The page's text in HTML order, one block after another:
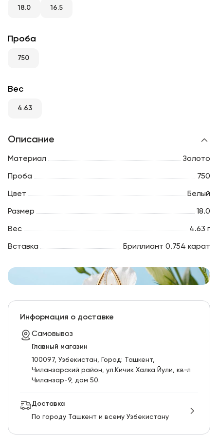
RU
18.0 16.5
Проба
750
Вес
4.63
Описание
Материал Золото
Проба 750
Цвет Белый
Размер 18.0
Вес 4.63 г
Вставка Бриллиант 0.754 карат
Информация о доставке
Самовывоз
Главный магазин
100097, Узбекистан, Город: Ташкент,
Чиланзарский pайон, ул.Кичик Халка Йули, кв-л
Чиланзар-9, дом 50.
Доставка
По городу Ташкент и всему Узбекистану